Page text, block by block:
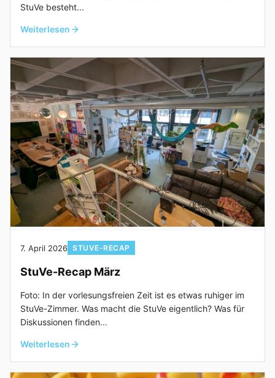
StuVe besteht...
Weiterlesen
7. April 2026 STUVE-RECAP
StuVe-Recap März
Foto: In der vorlesungsfreien Zeit ist es etwas ruhiger im
StuVe-Zimmer. Was macht die StuVe eigentlich? Was für
Diskussionen finden...
Weiterlesen